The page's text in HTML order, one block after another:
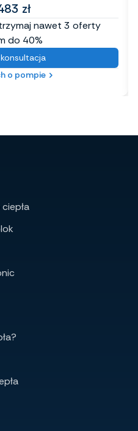
zł
nawet 3 oferty
do 40%
o pompie